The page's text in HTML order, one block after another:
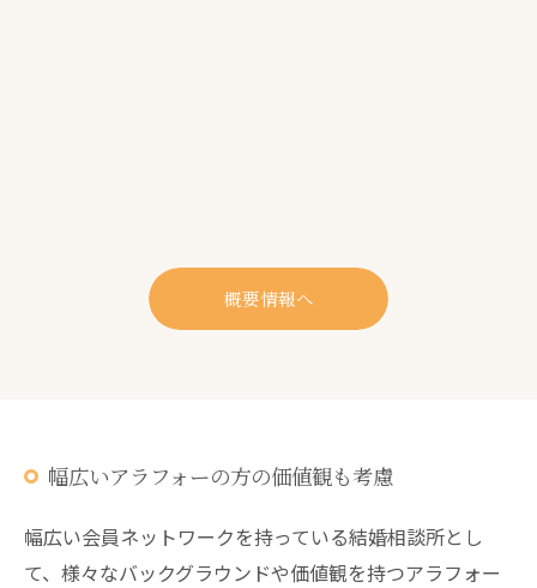
概要情報へ
幅広いアラフォーの方の価値観も考慮
幅広い会員ネットワークを持っている結婚相談所とし
て、様々なバックグラウンドや価値観を持つアラフォー